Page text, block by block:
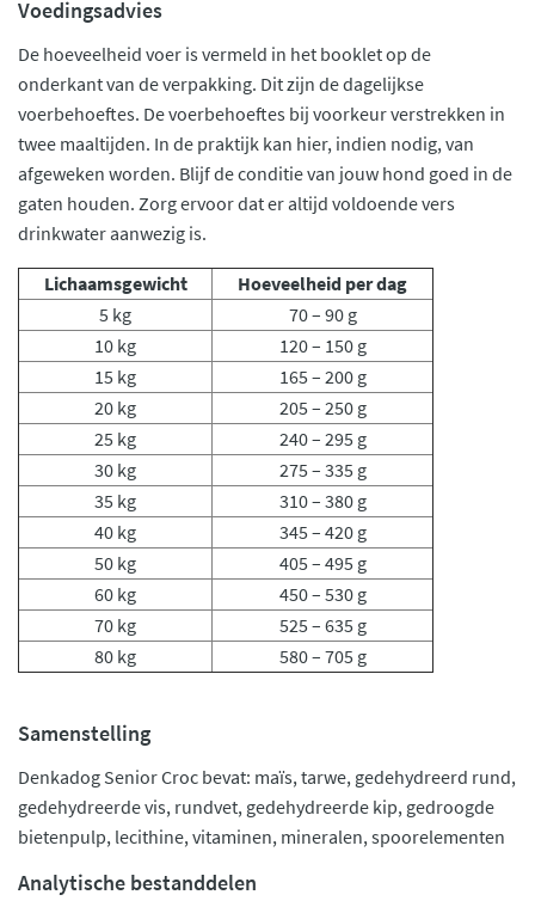
Voedingsadvies
De hoeveelheid voer is vermeld in het booklet op de
onderkant van de verpakking. Dit zijn de dagelijkse
voerbehoeftes. De voerbehoeftes bij voorkeur verstrekken in
twee maaltijden. In de praktijk kan hier, indien nodig, van
afgeweken worden. Blijf de conditie van jouw hond goed in de
gaten houden. Zorg ervoor dat er altijd voldoende vers
drinkwater aanwezig is.
Lichaamsgewicht
Hoeveelheid per dag
5 kg
70 – 90 g
10 kg
120 – 150 g
15 kg
165 – 200 g
20 kg
205 – 250 g
25 kg
240 – 295 g
30 kg
275 – 335 g
35 kg
310 – 380 g
40 kg
345 – 420 g
50 kg
405 – 495 g
60 kg
450 – 530 g
70 kg
525 – 635 g
80 kg
580 – 705 g
Samenstelling
Denkadog Senior Croc bevat: maïs, tarwe, gedehydreerd rund,
gedehydreerde vis, rundvet, gedehydreerde kip, gedroogde
bietenpulp, lecithine, vitaminen, mineralen, spoorelementen
Analytische bestanddelen